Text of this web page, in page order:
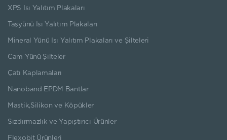
XPS Isı Yalıtım Plakaları
Taşyünü Isı Yalıtım Plakaları
Mineral Yünü Isı Yalıtım Plakaları ve Şilteleri
Cam Yünü Şilteler
Çatı Kaplamaları
Nanoband EPDM Bantlar
Mastik,Silikon ve Köpükler
Sızdırmazlık ve Yapıştırıcı Ürünler
Flexobit Ürünleri